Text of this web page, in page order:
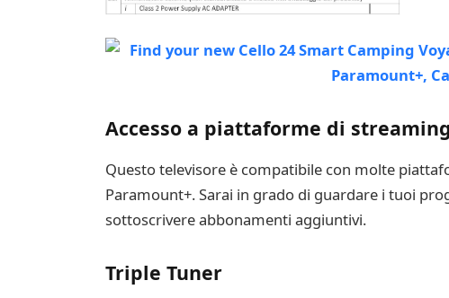
Accesso a piattaforme di
Questo televisore è compatibile con molte
Paramount+. Sarai in grado di guardare i tuoi
sottoscrivere abbonamenti aggiuntivi.
Triple Tuner